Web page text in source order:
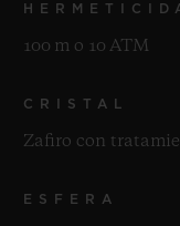
100 m o 10 ATM
CRISTAL
Zafiro con
ESFERA